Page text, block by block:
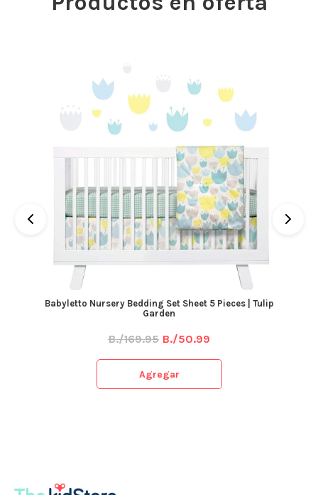
Babyletto Nursery Bedding Set Sheet 5 Pieces | Tulip
Garden
B./169.95 B./50.99
Agregar